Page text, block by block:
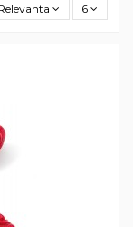
6